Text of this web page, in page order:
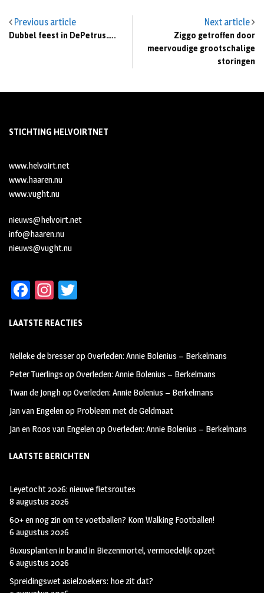
Previous article
Dubbel feest in DePetrus…..
Next article
Ziggo getroffen door
meervoudige grootschalige
storingen
STICHTING HELVOIRTNET
www.helvoirt.net
www.haaren.nu
www.vught.nu
nieuws@helvoirt.net
info@haaren.nu
nieuws@vught.nu
Fa
b
oo
k
In
ag
m
tt
LAATSTE REACTIES
Nelleke de bresseropOverleden: Annie Bolenius – Berkelmans
Peter Tuerlings opOverleden: Annie Bolenius – Berkelmans
Twan de JonghopOverleden: Annie Bolenius – Berkelmans
Jan van Engelenop Probleem met de Geldmaat
Jan en Roos van EngelenopOverleden: Annie Bolenius – Berkelmans
LAATSTE BERICHTEN
Leyetocht 2026: nieuwe fietsroutes
8 augustus 2026
60+ en nog zin om te voetballen? Kom Walking Footballen!
6 augustus 2026
Buxusplanten in brand in Biezenmortel, vermoedelijk opzet
6 augustus 2026
Spreidingswet asielzoekers: hoe zit dat?